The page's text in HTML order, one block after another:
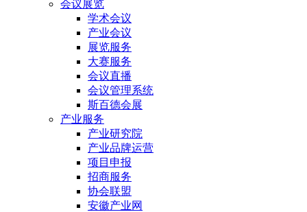
会议展览
学术会议
产业会议
展览服务
大赛服务
会议直播
会议管理系统
斯百德会展
产业服务
产业研究院
产业品牌运营
项目申报
招商服务
协会联盟
安徽产业网